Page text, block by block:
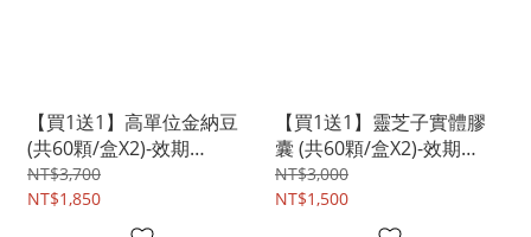
【買1送1】高單位金納豆
(共60顆/盒X2)-效期
20261118
NT$3,700
NT$1,850
【買1送1】靈芝子實體膠
囊 (共60顆/盒X2)-效期
20261119
NT$3,000
NT$1,500